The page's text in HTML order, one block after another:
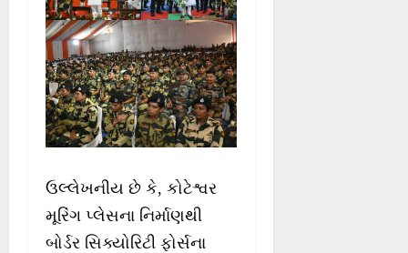
ઉલ્લેખનીય છે કે, કોટેશ્વર
મૂરિંગ પ્લેસના નિર્માણથી
બોર્ડર સિક્યોરિટી ફોર્સના